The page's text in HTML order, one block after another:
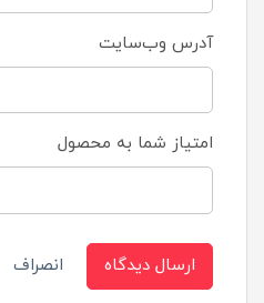
آدرس وب‌سایت
امتیاز شما به محصول
ارسال دیدگاه انصراف